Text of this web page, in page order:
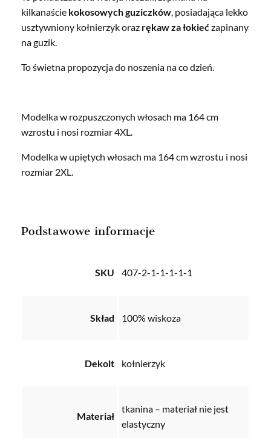
kilkanaście kokosowych guziczków, posiadająca lekko
usztywniony kołnierzyk oraz rękaw za łokiećzapinany
na guzik.
To świetna propozycja do noszenia na co dzień.
Modelka w rozpuszczonych włosach ma 164 cm
wzrostu i nosi rozmiar 4XL.
Modelka w upiętych włosach ma 164 cm wzrostu i nosi
rozmiar 2XL.
Podstawowe informacje
SKU 407-2-1-1-1-1-1
Skład 100% wiskoza
Dekolt kołnierzyk
Materiał
tkanina – materiał nie jest
elastyczny